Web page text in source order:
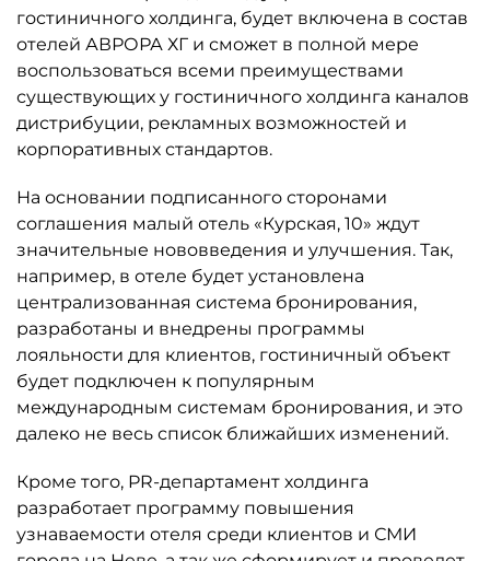
гостиничного холдинга, будет включена в состав
отелей АВРОРА ХГ и сможет в полной мере
воспользоваться всеми преимуществами
существующих у гостиничного холдинга каналов
дистрибуции, рекламных возможностей и
корпоративных стандартов.
На основании подписанного сторонами
соглашения малый отель «Курская, 10» ждут
значительные нововведения и улучшения. Так,
например, в отеле будет установлена
централизованная система бронирования,
разработаны и внедрены программы
лояльности для клиентов, гостиничный объект
будет подключен к популярным
международным системам бронирования, и это
далеко не весь список ближайших изменений.
Кроме того, PR-департамент холдинга
разработает программу повышения
узнаваемости отеля среди клиентов и СМИ